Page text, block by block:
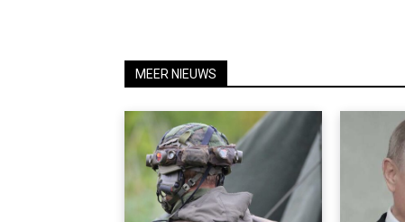
MEER NIEUWS